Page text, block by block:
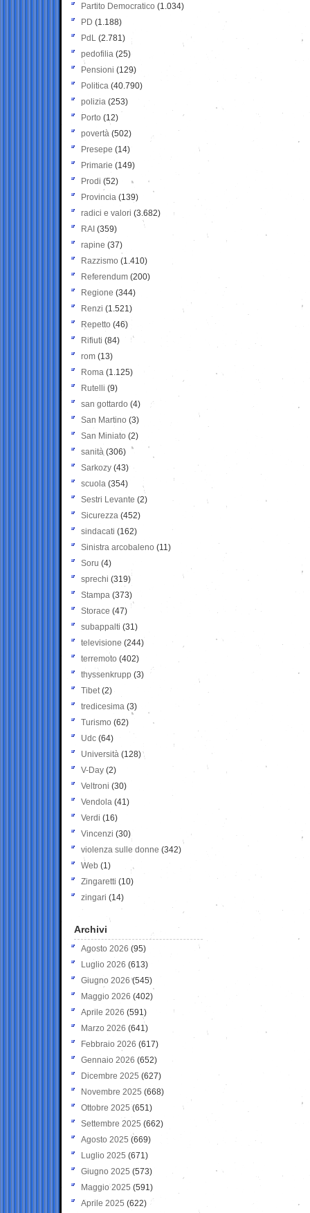
Partito Democratico (1.034)
PD (1.188)
PdL (2.781)
pedofilia (25)
Pensioni (129)
Politica (40.790)
polizia (253)
Porto (12)
povertà (502)
Presepe (14)
Primarie (149)
Prodi (52)
Provincia (139)
radici e valori (3.682)
RAI (359)
rapine (37)
Razzismo (1.410)
Referendum (200)
Regione (344)
Renzi (1.521)
Repetto (46)
Rifiuti (84)
rom (13)
Roma (1.125)
Rutelli (9)
san gottardo (4)
San Martino (3)
San Miniato (2)
sanità (306)
Sarkozy (43)
scuola (354)
Sestri Levante (2)
Sicurezza (452)
sindacati (162)
Sinistra arcobaleno (11)
Soru (4)
sprechi (319)
Stampa (373)
Storace (47)
subappalti (31)
televisione(244)
terremoto (402)
thyssenkrupp (3)
Tibet(2)
tredicesima (3)
Turismo (62)
Udc (64)
Università (128)
V-Day (2)
Veltroni (30)
Vendola (41)
Verdi (16)
Vincenzi (30)
violenza sulle donne (342)
Web (1)
Zingaretti (10)
zingari (14)
Archivi
Agosto 2026 (95)
Luglio 2026 (613)
Giugno 2026 (545)
Maggio 2026 (402)
Aprile 2026 (591)
Marzo 2026 (641)
Febbraio 2026 (617)
Gennaio 2026 (652)
Dicembre 2025 (627)
Novembre 2025 (668)
Ottobre 2025 (651)
Settembre 2025 (662)
Agosto 2025 (669)
Luglio 2025 (671)
Giugno 2025 (573)
Maggio 2025 (591)
Aprile 2025 (622)